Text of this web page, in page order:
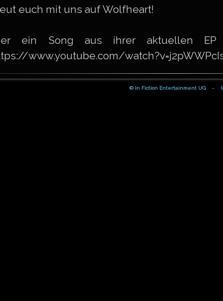
euch mit uns auf Wolfheart!
ein Song aus ihrer aktuellen EP
www.youtube.com/
© In Fiction Entertainment UG -